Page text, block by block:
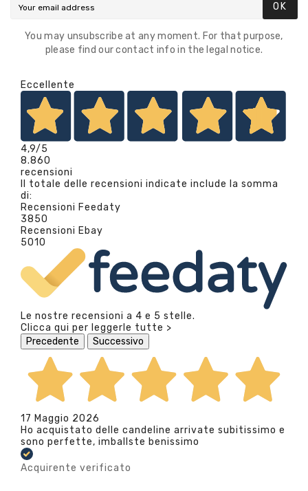
OK
You may unsubscribe at any moment. For that purpose,
please find our contact info in the legal notice.
Eccellente
4,9/5
8.860
recensioni
Il totale delle recensioni indicate include la somma
di:
Recensioni Feedaty
3850
Recensioni Ebay
5010
Le nostre recensioni a 4 e 5 stelle.
Clicca qui per leggerle tutte >
Precedente
Successivo
17 Maggio 2026
Ho acquistato delle candeline arrivate subitissimo e
sono perfette, imballste benissimo
Acquirente verificato